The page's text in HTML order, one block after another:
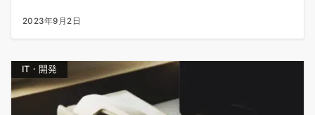
2023年9月2日
IT・開発